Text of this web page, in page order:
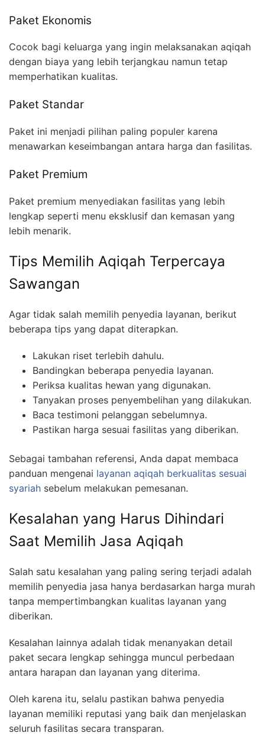
Paket Ekonomis
Cocok bagi keluarga yang ingin melaksanakan aqiqah
dengan biaya yang lebih terjangkau namun tetap
memperhatikan kualitas.
Paket Standar
Paket ini menjadi pilihan paling populer karena
menawarkan keseimbangan antara harga dan fasilitas.
Paket Premium
Paket premium menyediakan fasilitas yang lebih
lengkap seperti menu eksklusif dan kemasan yang
lebih menarik.
Tips Memilih Aqiqah Terpercaya
Sawangan
Agar tidak salah memilih penyedia layanan, berikut
beberapa tips yang dapat diterapkan.
Lakukan riset terlebih dahulu.
Bandingkan beberapa penyedia layanan.
Periksa kualitas hewan yang digunakan.
Tanyakan proses penyembelihan yang dilakukan.
Baca testimoni pelanggan sebelumnya.
Pastikan harga sesuai fasilitas yang diberikan.
Sebagai tambahan referensi, Anda dapat membaca
panduan mengenai layanan aqiqah berkualitas sesuai
syariah sebelum melakukan pemesanan.
Kesalahan yang Harus Dihindari
Saat Memilih Jasa Aqiqah
Salah satu kesalahan yang paling sering terjadi adalah
memilih penyedia jasa hanya berdasarkan harga murah
tanpa mempertimbangkan kualitas layanan yang
diberikan.
Kesalahan lainnya adalah tidak menanyakan detail
paket secara lengkap sehingga muncul perbedaan
antara harapan dan layanan yang diterima.
Oleh karena itu, selalu pastikan bahwa penyedia
layanan memiliki reputasi yang baik dan menjelaskan
seluruh fasilitas secara transparan.